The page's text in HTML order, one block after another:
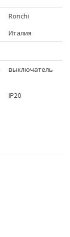
Ronchi
Италия
выключатель
IP20